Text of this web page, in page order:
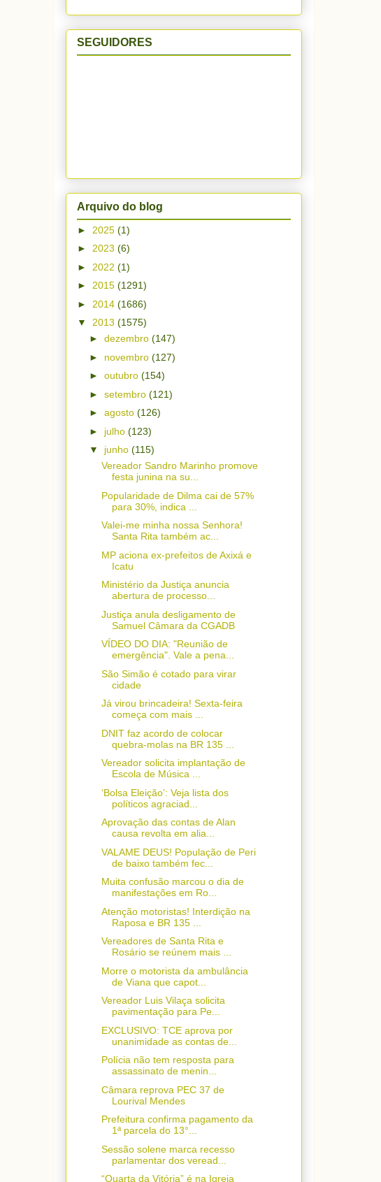
SEGUIDORES
Arquivo do blog
► 2025 (1)
► 2023 (6)
► 2022 (1)
► 2015 (1291)
► 2014 (1686)
▼ 2013 (1575)
► dezembro (147)
► novembro (127)
► outubro (154)
► setembro (121)
► agosto (126)
► julho (123)
▼ junho (115)
Vereador Sandro Marinho promove
festa junina na su...
Popularidade de Dilma cai de 57%
para 30%, indica ...
Valei-me minha nossa Senhora!
Santa Rita também ac...
MP aciona ex-prefeitos de Axixá e
Icatu
Ministério da Justiça anuncia
abertura de processo...
Justiça anula desligamento de
Samuel Câmara da CGADB
VÍDEO DO DIA: "Reunião de
emergência". Vale a pena...
São Simão é cotado para virar
cidade
Já virou brincadeira! Sexta-feira
começa com mais ...
DNIT faz acordo de colocar
quebra-molas na BR 135 ...
Vereador solicita implantação de
Escola de Música ...
‘Bolsa Eleição’: Veja lista dos
políticos agraciad...
Aprovação das contas de Alan
causa revolta em alia...
VALAME DEUS! População de Peri
de baixo também fec...
Muita confusão marcou o dia de
manifestações em Ro...
Atenção motoristas! Interdição na
Raposa e BR 135 ...
Vereadores de Santa Rita e
Rosário se reúnem mais ...
Morre o motorista da ambulância
de Viana que capot...
Vereador Luis Vilaça solicita
pavimentação para Pe...
EXCLUSIVO: TCE aprova por
unanimidade as contas de...
Polícia não tem resposta para
assassinato de menin...
Câmara reprova PEC 37 de
Lourival Mendes
Prefeitura confirma pagamento da
1ª parcela do 13°...
Sessão solene marca recesso
parlamentar dos veread...
“Quarta da Vitória” é na Igreja